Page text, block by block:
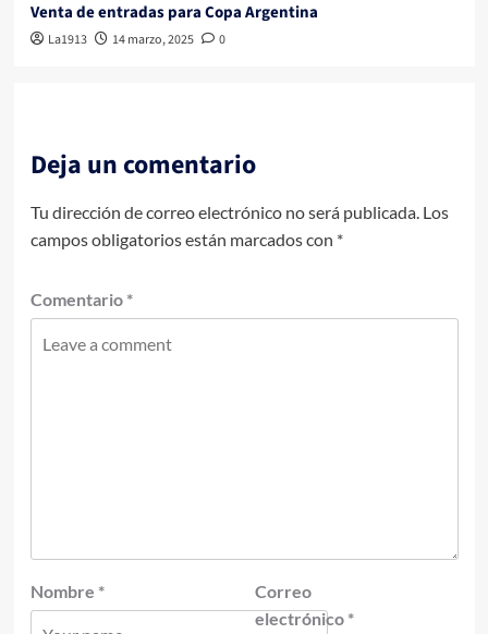
Venta de entradas para Copa Argentina
La1913 14 marzo, 2025 0
Deja un comentario
Tu dirección de correo electrónico no será publicada. Los
campos obligatorios están marcados con *
Comentario *
Nombre *
Correo
electrónico *